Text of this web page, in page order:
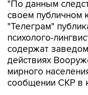
"Телеграм"
психолого-
содержат
действиях
мирного
сообщении СКР в
В ведомстве